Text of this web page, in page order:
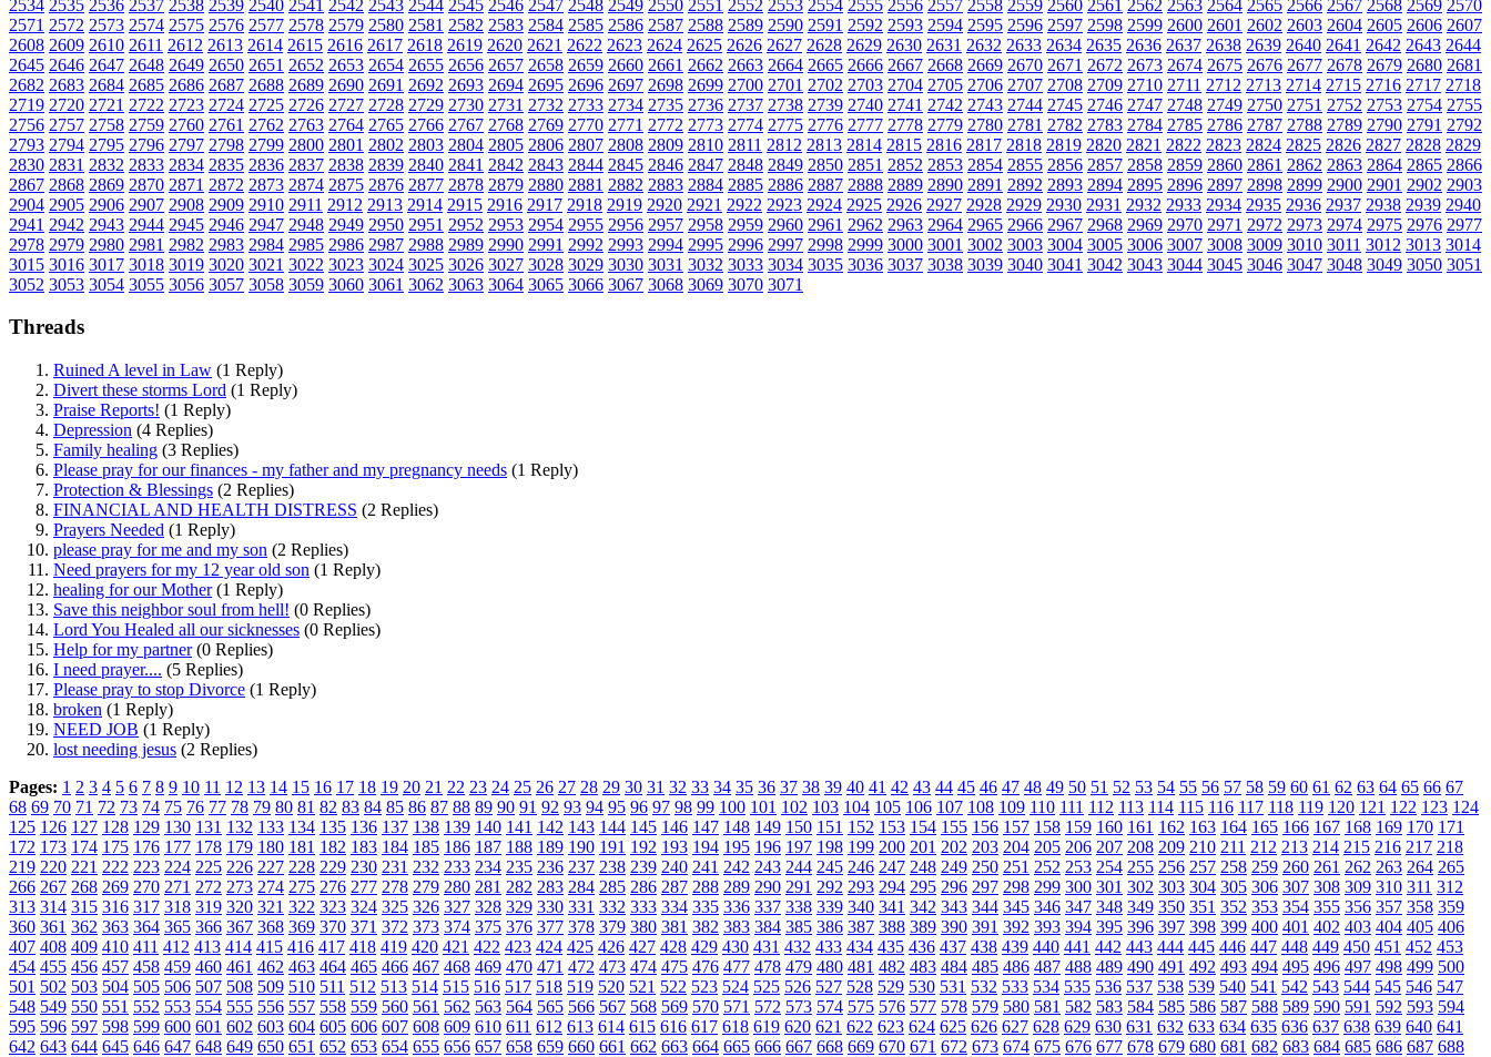
2534 2535 2536 2537 2538 2539 2540 2541 2542 2543 2544 2545 2546 2547 2548 2549 2550 2551 2552 2553 2554 2555 2556 2557 2558 2559 2560 2561 2562 2563 2564 2565 2566 2567 2568 2569 2570
2571 2572 2573 2574 2575 2576 2577 2578 2579 2580 2581 2582 2583 2584 2585 2586 2587 2588 2589 2590 2591 2592 2593 2594 2595 2596 2597 2598 2599 2600 2601 2602 2603 2604 2605 2606 2607
2608 2609 2610 2611 2612 2613 2614 2615 2616 2617 2618 2619 2620 2621 2622 2623 2624 2625 2626 2627 2628 2629 2630 2631 2632 2633 2634 2635 2636 2637 2638 2639 2640 2641 2642 2643 2644
2645 2646 2647 2648 2649 2650 2651 2652 2653 2654 2655 2656 2657 2658 2659 2660 2661 2662 2663 2664 2665 2666 2667 2668 2669 2670 2671 2672 2673 2674 2675 2676 2677 2678 2679 2680 2681
2682 2683 2684 2685 2686 2687 2688 2689 2690 2691 2692 2693 2694 2695 2696 2697 2698 2699 2700 2701 2702 2703 2704 2705 2706 2707 2708 2709 2710 2711 2712 2713 2714 2715 2716 2717 2718
2719 2720 2721 2722 2723 2724 2725 2726 2727 2728 2729 2730 2731 2732 2733 2734 2735 2736 2737 2738 2739 2740 2741 2742 2743 2744 2745 2746 2747 2748 2749 2750 2751 2752 2753 2754 2755
2756 2757 2758 2759 2760 2761 2762 2763 2764 2765 2766 2767 2768 2769 2770 2771 2772 2773 2774 2775 2776 2777 2778 2779 2780 2781 2782 2783 2784 2785 2786 2787 2788 2789 2790 2791 2792
2793 2794 2795 2796 2797 2798 2799 2800 2801 2802 2803 2804 2805 2806 2807 2808 2809 2810 2811 2812 2813 2814 2815 2816 2817 2818 2819 2820 2821 2822 2823 2824 2825 2826 2827 2828 2829
2830 2831 2832 2833 2834 2835 2836 2837 2838 2839 2840 2841 2842 2843 2844 2845 2846 2847 2848 2849 2850 2851 2852 2853 2854 2855 2856 2857 2858 2859 2860 2861 2862 2863 2864 2865 2866
2867 2868 2869 2870 2871 2872 2873 2874 2875 2876 2877 2878 2879 2880 2881 2882 2883 2884 2885 2886 2887 2888 2889 2890 2891 2892 2893 2894 2895 2896 2897 2898 2899 2900 2901 2902 2903
2904 2905 2906 2907 2908 2909 2910 2911 2912 2913 2914 2915 2916 2917 2918 2919 2920 2921 2922 2923 2924 2925 2926 2927 2928 2929 2930 2931 2932 2933 2934 2935 2936 2937 2938 2939 2940
2941 2942 2943 2944 2945 2946 2947 2948 2949 2950 2951 2952 2953 2954 2955 2956 2957 2958 2959 2960 2961 2962 2963 2964 2965 2966 2967 2968 2969 2970 2971 2972 2973 2974 2975 2976 2977
2978 2979 2980 2981 2982 2983 2984 2985 2986 2987 2988 2989 2990 2991 2992 2993 2994 2995 2996 2997 2998 2999 3000 3001 3002 3003 3004 3005 3006 3007 3008 3009 3010 3011 3012 3013 3014
3015 3016 3017 3018 3019 3020 3021 3022 3023 3024 3025 3026 3027 3028 3029 3030 3031 3032 3033 3034 3035 3036 3037 3038 3039 3040 3041 3042 3043 3044 3045 3046 3047 3048 3049 3050 3051
3052 3053 3054 3055 3056 3057 3058 3059 3060 3061 3062 3063 3064 3065 3066 3067 3068 3069 3070 3071
Threads
Ruined A level in Law (1 Reply)
Divert these storms Lord (1 Reply)
Praise Reports! (1 Reply)
Depression (4 Replies)
Family healing (3 Replies)
Please pray for our finances - my father and my pregnancy needs (1 Reply)
Protection & Blessings (2 Replies)
FINANCIAL AND HEALTH DISTRESS (2 Replies)
Prayers Needed (1 Reply)
please pray for me and my son (2 Replies)
Need prayers for my 12 year old son (1 Reply)
healing for our Mother(1 Reply)
Save this neighbor soul from hell! (0 Replies)
Lord You Healed all our sicknesses (0 Replies)
Help for my partner(0 Replies)
I need prayer.... (5 Replies)
Please pray to stop Divorce (1 Reply)
broken (1 Reply)
NEED JOB (1 Reply)
lost needing jesus (2 Replies)
Pages: 1 2 3 4 5 6 7 8 9 10 11 12 13 14 15 16 17 18 19 20 21 22 23 24 25 26 27 28 29 30 31 32 33 34 35 36 37 38 39 40 41 42 43 44 45 46 47 48 49 50 51 52 53 54 55 56 57 58 59 60 61 62 63 64 65 66 67
68 69 70 71 72 73 74 75 76 77 78 79 80 81 82 83 84 85 86 87 88 89 90 91 92 93 94 95 96 97 98 99 100 101 102 103 104 105 106 107 108 109 110 111 112 113 114 115 116 117 118 119 120 121 122 123 124
125 126 127 128 129 130 131 132 133 134 135 136 137 138 139 140 141 142 143 144 145 146 147 148 149 150 151 152 153 154 155 156 157 158 159 160 161 162 163 164 165 166 167 168 169 170 171
172 173 174 175 176 177 178 179 180 181 182 183 184 185 186 187 188 189 190 191 192 193 194 195 196 197 198 199 200 201 202 203 204 205 206 207 208 209 210 211 212 213 214 215 216 217 218
219 220 221 222 223 224 225 226 227 228 229 230 231 232 233 234 235 236 237 238 239 240 241 242 243 244 245 246 247 248 249 250 251 252 253 254 255 256 257 258 259 260 261 262 263 264 265
266 267 268 269 270 271 272 273 274 275 276 277 278 279 280 281 282 283 284 285 286 287 288 289 290 291 292 293 294 295 296 297 298 299 300 301 302 303 304 305 306 307 308 309 310 311 312
313 314 315 316 317 318 319 320 321 322 323 324 325 326 327 328 329 330 331 332 333 334 335 336 337 338 339 340 341 342 343 344 345 346 347 348 349 350 351 352 353 354 355 356 357 358 359
360 361 362 363 364 365 366 367 368 369 370 371 372 373 374 375 376 377 378 379 380 381 382 383 384 385 386 387 388 389 390 391 392 393 394 395 396 397 398 399 400 401 402 403 404 405 406
407 408 409 410 411 412 413 414 415 416 417 418 419 420 421 422 423 424 425 426 427 428 429 430 431 432 433 434 435 436 437 438 439 440 441 442 443 444 445 446 447 448 449 450 451 452 453
454 455 456 457 458 459 460 461 462 463 464 465 466 467 468 469 470 471 472 473 474 475 476 477 478 479 480 481 482 483 484 485 486 487 488 489 490 491 492 493 494 495 496 497 498 499 500
501 502 503 504 505 506 507 508 509 510 511 512 513 514 515 516 517 518 519 520 521 522 523 524 525 526 527 528 529 530 531 532 533 534 535 536 537 538 539 540 541 542 543 544 545 546 547
548 549 550 551 552 553 554 555 556 557 558 559 560 561 562 563 564 565 566 567 568 569 570 571 572 573 574 575 576 577 578 579 580 581 582 583 584 585 586 587 588 589 590 591 592 593 594
595 596 597 598 599 600 601 602 603 604 605 606 607 608 609 610 611 612 613 614 615 616 617 618 619 620 621 622 623 624 625 626 627 628 629 630 631 632 633 634 635 636 637 638 639 640 641
642 643 644 645 646 647 648 649 650 651 652 653 654 655 656 657 658 659 660 661 662 663 664 665 666 667 668 669 670 671 672 673 674 675 676 677 678 679 680 681 682 683 684 685 686 687 688